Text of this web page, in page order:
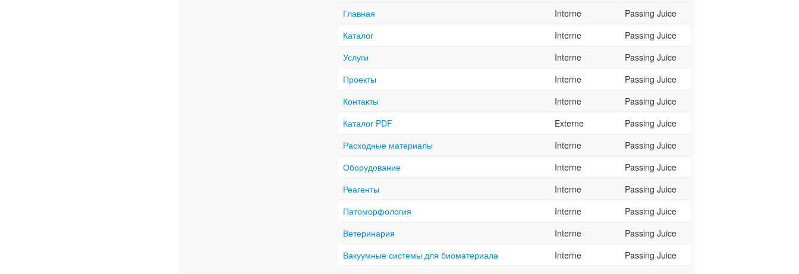
Главная
Interne
Passing Juice
Каталог
Interne
Passing Juice
Услуги
Interne
Passing Juice
Проекты
Interne
Passing Juice
Контакты
Interne
Passing Juice
Каталог PDF
Externe
Passing Juice
Расходные материалы
Interne
Passing Juice
Оборудование
Interne
Passing Juice
Реагенты
Interne
Passing Juice
Патоморфология
Interne
Passing Juice
Ветеринария
Interne
Passing Juice
Вакуумные системы для биоматериала
Interne
Passing Juice